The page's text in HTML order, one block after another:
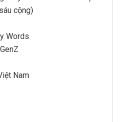
cộng)
Words
Nam